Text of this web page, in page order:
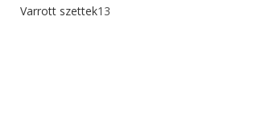
Varrott szettek13